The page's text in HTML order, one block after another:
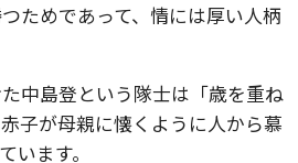
ためであって、情には厚い人柄
中島登という隊士は「歳を重ね
子が母親に懐くように人から慕
います。